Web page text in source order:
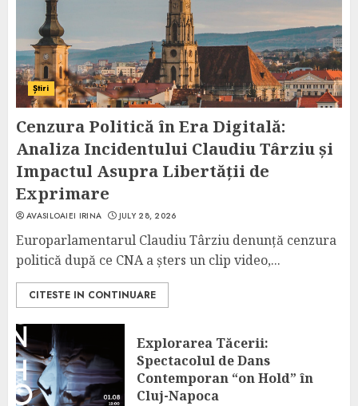
Știri
Cenzura Politică în Era Digitală:
Analiza Incidentului Claudiu Târziu și
Impactul Asupra Libertății de
Exprimare
AVASILOAIEI IRINA JULY 28, 2026
Europarlamentarul Claudiu Târziu denunță cenzura
politică după ce CNA a șters un clip video,...
CITESTE IN CONTINUARE
Explorarea Tăcerii:
Spectacolul de Dans
Contemporan “on Hold” în
Cluj-Napoca